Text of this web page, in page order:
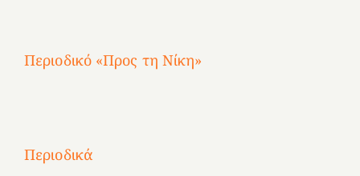
Περιοδικό «Προς τη Νίκη»
Περιοδικά
1821
Δεκέμβριος
2023!
Μάιος
2023!
Μάρτιος
2023!